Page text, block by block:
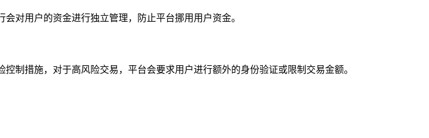
对用户的资金进行独立管理，防止平台挪用用户资金。
制措施，对于高风险交易，平台会要求用户进行额外的身份验证或限制交易金额。